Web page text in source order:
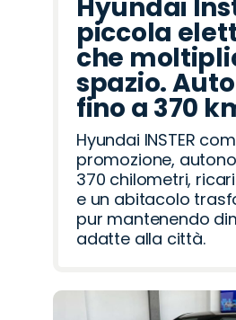
Hyundai
piccola
che
spazio.
fino a 370
Hyundai INSTER
promozione,
370 chilometri,
e un abitacolo
pur mantenendo
adatte alla città.